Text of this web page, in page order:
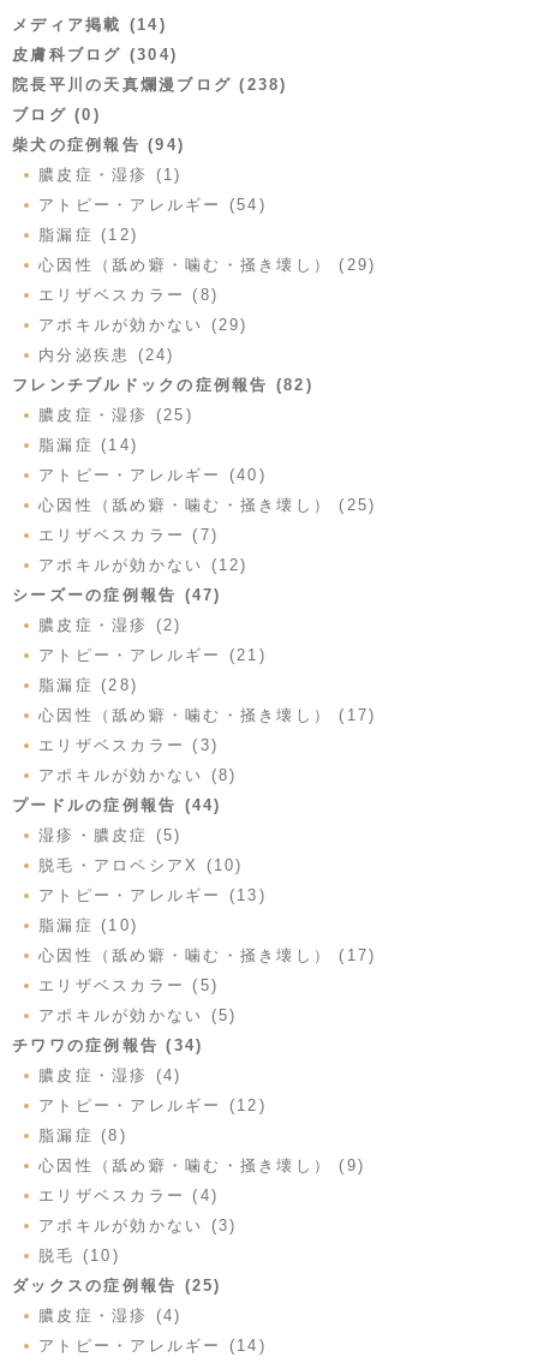
メディア掲載 (14)
皮膚科ブログ (304)
院長平川の天真爛漫ブログ (238)
ブログ (0)
柴犬の症例報告 (94)
膿皮症・湿疹 (1)
アトピー・アレルギー (54)
脂漏症 (12)
心因性（舐め癖・噛む・掻き壊し） (29)
エリザベスカラー (8)
アポキルが効かない (29)
内分泌疾患 (24)
フレンチブルドックの症例報告 (82)
膿皮症・湿疹 (25)
脂漏症 (14)
アトピー・アレルギー (40)
心因性（舐め癖・噛む・掻き壊し） (25)
エリザベスカラー (7)
アポキルが効かない (12)
シーズーの症例報告 (47)
膿皮症・湿疹 (2)
アトピー・アレルギー (21)
脂漏症 (28)
心因性（舐め癖・噛む・掻き壊し） (17)
エリザベスカラー (3)
アポキルが効かない (8)
プードルの症例報告 (44)
湿疹・膿皮症 (5)
脱毛・アロペシアX (10)
アトピー・アレルギー (13)
脂漏症 (10)
心因性（舐め癖・噛む・掻き壊し） (17)
エリザベスカラー (5)
アポキルが効かない (5)
チワワの症例報告 (34)
膿皮症・湿疹 (4)
アトピー・アレルギー (12)
脂漏症 (8)
心因性（舐め癖・噛む・掻き壊し） (9)
エリザベスカラー (4)
アポキルが効かない (3)
脱毛 (10)
ダックスの症例報告 (25)
膿皮症・湿疹 (4)
アトピー・アレルギー (14)